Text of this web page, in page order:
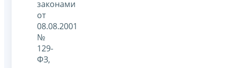
законами
от
08.08.2001
№
129-
ФЗ,